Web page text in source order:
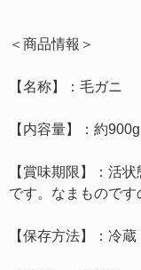
＜商品情報＞
【名称】：毛ガニ
【内容量】：約900g
【賞味期限】：活
です。なまものです
【保存方法】：冷